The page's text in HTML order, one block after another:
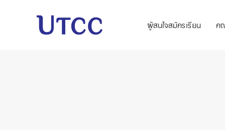
ผู้สนใจสมัครเรียน ค